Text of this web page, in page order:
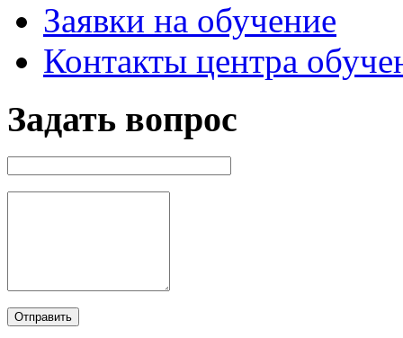
Заявки на обучение
Контакты центра
Задать вопрос